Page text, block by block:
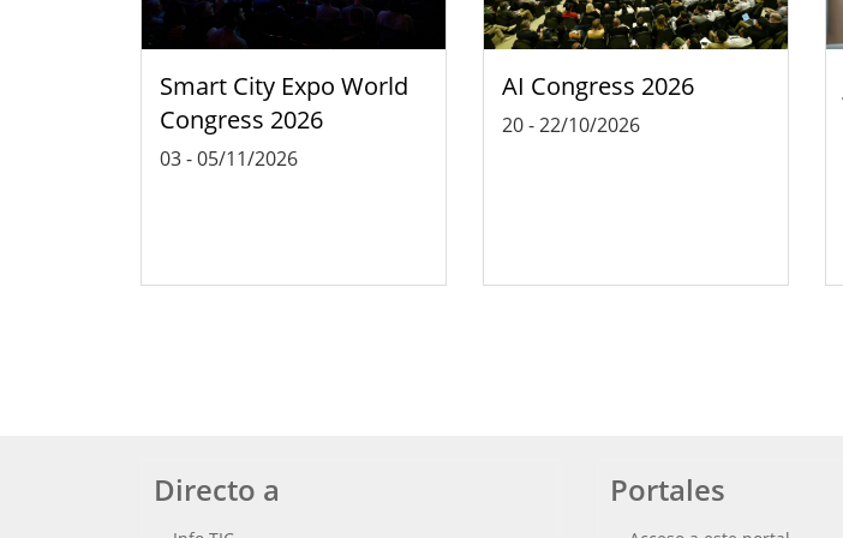
Smart City Expo World
Congress 2026
03-05/11/2026
AI Congress 2026
20-22/10/2026
Directo a Portales